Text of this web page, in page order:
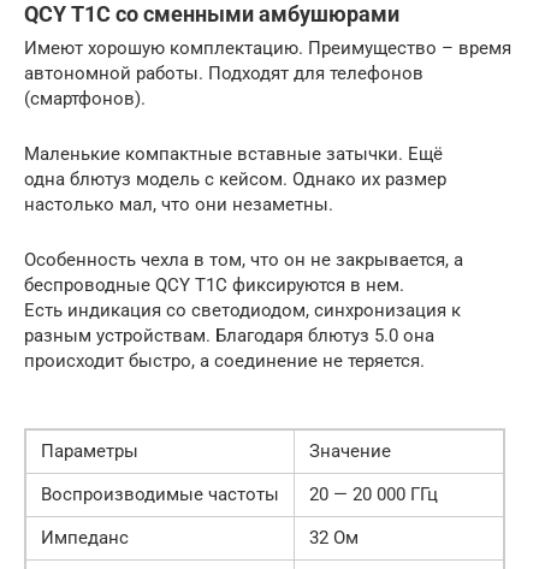
QCY T1C со сменными амбушюрами
Имеют хорошую комплектацию. Преимущество – время
автономной работы. Подходят для телефонов
(смартфонов).
Маленькие компактные вставные затычки. Ещё
одна блютуз модель с кейсом. Однако их размер
настолько мал, что они незаметны.
Особенность чехла в том, что он не закрывается, а
беспроводные QCY T1C фиксируются в нем.
Есть индикация со светодиодом, синхронизация к
разным устройствам. Благодаря блютуз 5.0 она
происходит быстро, а соединение не теряется.
Параметры
Значение
Воспроизводимые частоты
20 — 20 000 ГГц
Импеданс
32 Ом